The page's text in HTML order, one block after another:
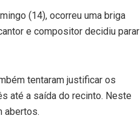
(14), ocorreu uma briga
e compositor decidiu parar
tentaram justificar os
até a saída do recinto. Neste
abertos.